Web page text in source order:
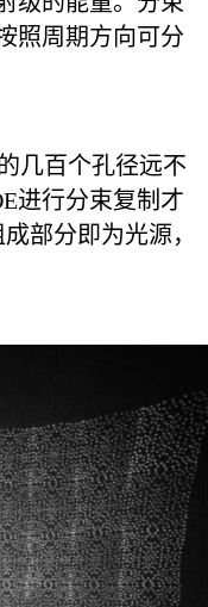
照周期方向可分
几百个孔径远不
进行分束复制才
部分即为光源，